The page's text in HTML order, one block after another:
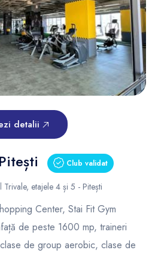
detalii
Club validat
etajele 4 și 5 - Pitești
Center, Stai Fit Gym
de peste 1600 mp, traineri
de group aerobic, clase de